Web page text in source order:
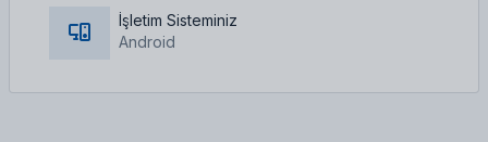
İşletim Sisteminiz
Android